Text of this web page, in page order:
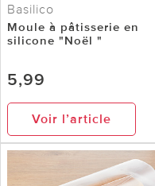
Basilico
Moule à pâtisserie en
silicone "Noël "
5,99
Voir l’article